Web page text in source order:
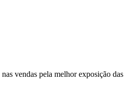
vendas pela melhor exposição das